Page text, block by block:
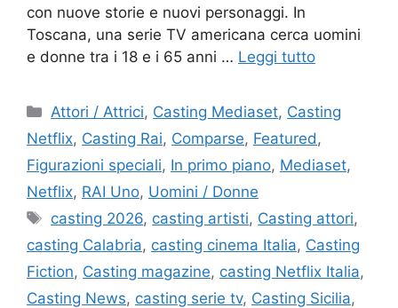
con nuove storie e nuovi personaggi. In
Toscana, una serie TV americana cerca uomini
e donne tra i 18 e i 65 anni … Leggi tutto
Categorie
Attori / Attrici, Casting Mediaset, Casting
Netflix, Casting Rai, Comparse, Featured ,
Figurazioni speciali, In primo piano, Mediaset,
Netflix, RAI Uno, Uomini / Donne
Tag
casting 2026, casting artisti, Casting attori,
casting Calabria, casting cinema Italia, Casting
Fiction, Casting magazine, casting Netflix Italia,
Casting News, casting serie tv, Casting Sicilia,